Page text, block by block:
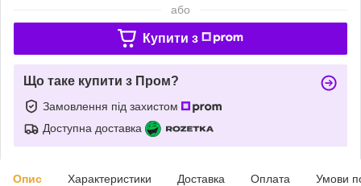
або
Купити з
Що таке купити з Пром?
Замовлення під захистом
Доступна доставка
Опис Характеристики Доставка Оплата Умови